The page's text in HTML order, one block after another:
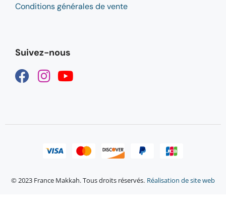
Conditions générales de vente
Suivez-nous
© 2023 France Makkah. Tous droits réservés. Réalisation de site web